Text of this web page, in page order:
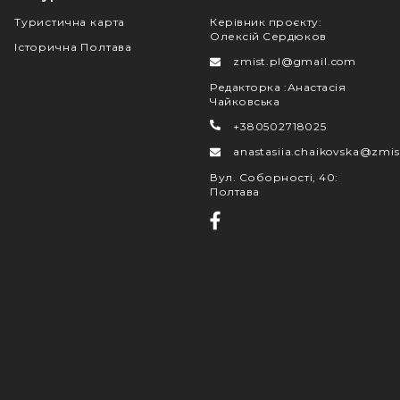
Туристична карта
Історична Полтава
Керівник проєкту:
Олексій Сердюков
zmist.pl@gmail.com
Редакторка :Анастасія
Чайковська
+380502718025
Вул. Соборності, 40:
Полтава